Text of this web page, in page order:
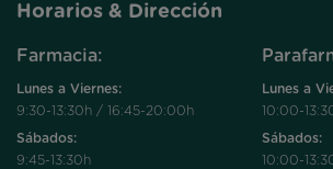
Horarios & Dirección
Farmacia:
Lunes a Viernes:
9:30-13:30h / 16:45-20:00h
Sábados:
9:45-13:30h
Lunes a
10:00-
Sábados:
10:00-